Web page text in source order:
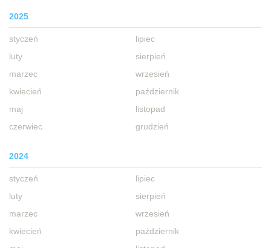
2025
styczeń
luty
marzec
kwiecień
maj
czerwiec
lipiec
sierpień
wrzesień
październik
listopad
grudzień
2024
styczeń
luty
marzec
kwiecień
lipiec
sierpień
wrzesień
październik